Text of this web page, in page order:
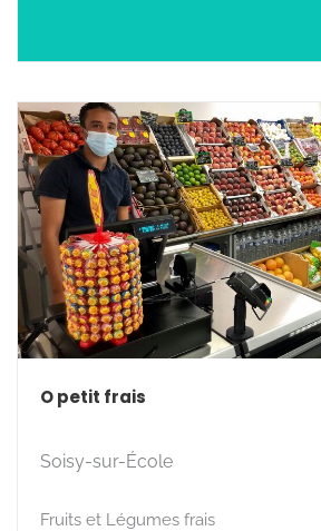
O petit frais
Soisy-sur-École
Fruits et Légumes frais